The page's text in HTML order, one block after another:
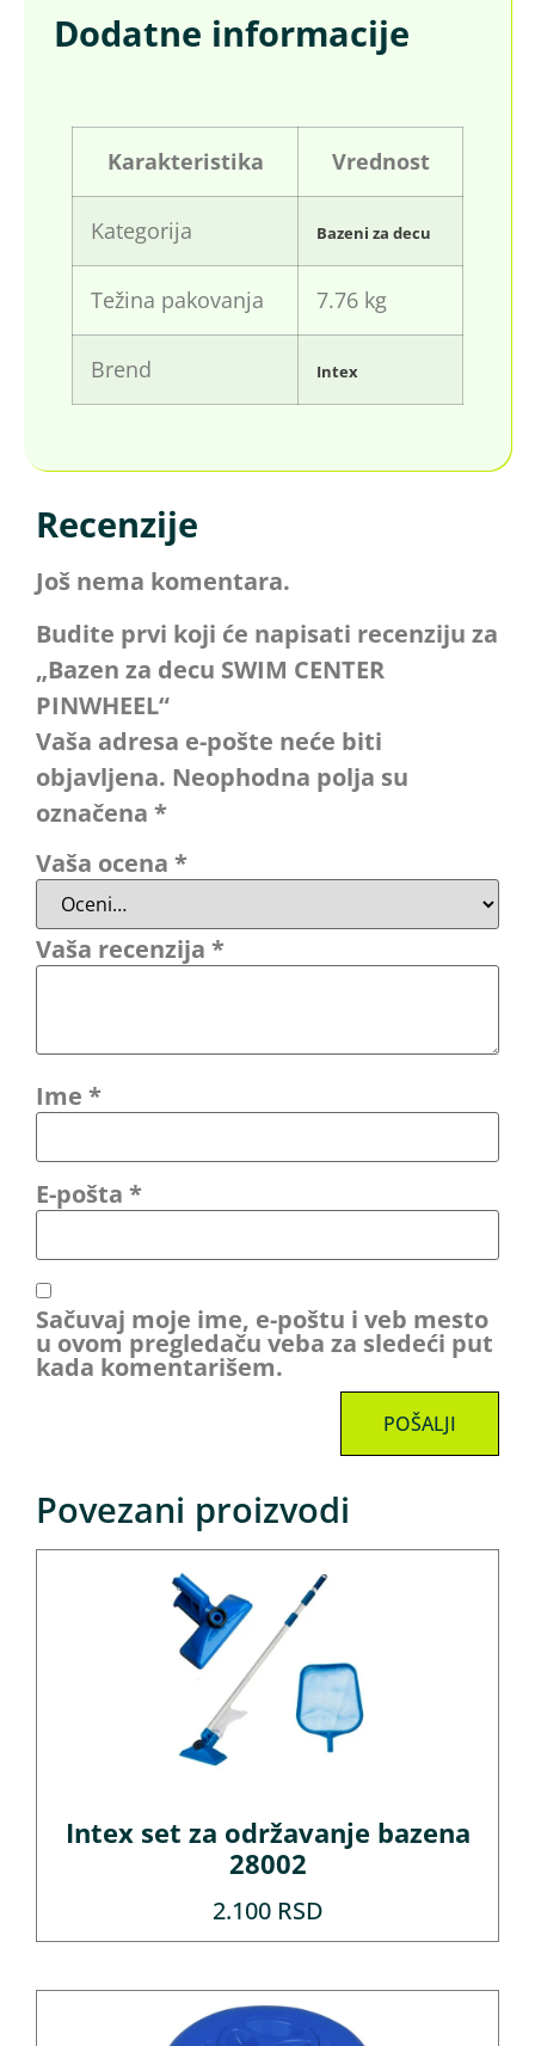
Dodatne informacije
Karakteristika Vrednost
Kategorija Bazeni za decu
Težina pakovanja 7.76 kg
Brend Intex
Recenzije
Još nema komentara.
Budite prvi koji će napisati recenziju za
„Bazen za decu SWIM CENTER
PINWHEEL“
Vaša adresa e-pošte neće biti
objavljena. Neophodna polja su
označena *
Vaša ocena *
Vaša recenzija *
Ime *
E-pošta *
Sačuvaj moje ime, e-poštu i veb mesto
u ovom pregledaču veba za sledeći put
kada komentarišem.
Povezani proizvodi
Intex set za održavanje bazena
28002
2.100 RSD